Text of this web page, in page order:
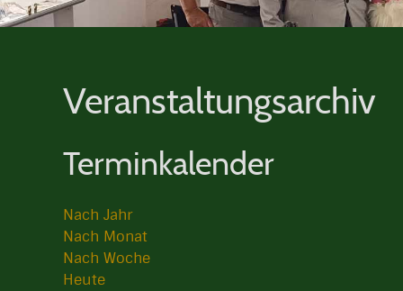
Veranstaltungsarchiv
Terminkalender
Nach Jahr
Nach Monat
Nach Woche
Heute